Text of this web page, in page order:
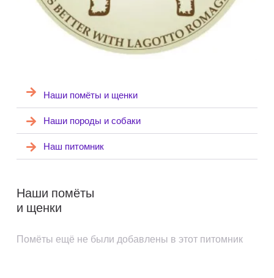
Наши помёты и щенки
Наши породы и собаки
Наш питомник
Наши помёты
и щенки
Помёты ещё не были добавлены в этот питомник